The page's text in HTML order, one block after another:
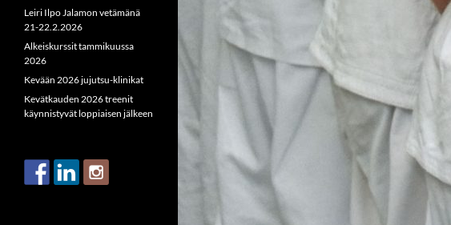
Leiri Ilpo Jalamon vetämänä
21-22.2.2026
Alkeiskurssit tammikuussa
2026
Kevään 2026 jujutsu-klinikat
Kevätkauden 2026 treenit
käynnistyvät loppiaisen jälkeen